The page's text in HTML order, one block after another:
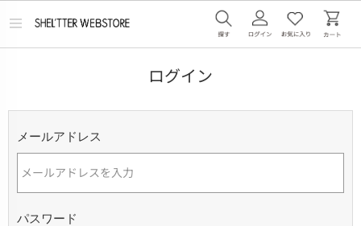
メ
ログイン
メールアドレス
パスワード